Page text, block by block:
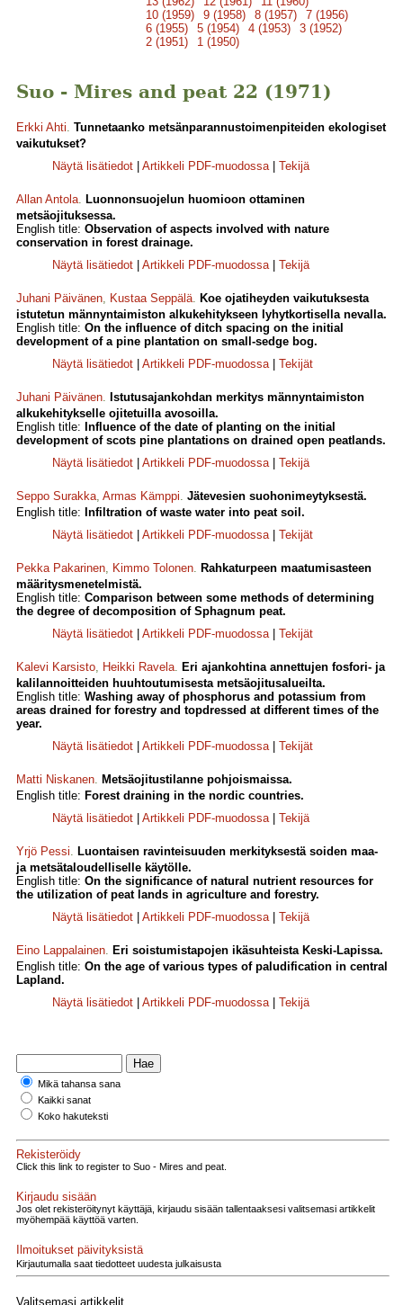
10 (1959)
9 (1958) 8 (1957)
7 (1956)
6 (1955)
5 (1954) 4 (1953)
3 (1952)
2 (1951)
1 (1950)
Suo - Mires and peat 22 (1971)
Erkki Ahti. Tunnetaanko metsänparannustoimenpiteiden ekologiset
vaikutukset?
Näytä lisätiedot
Artikkeli PDF-muodossa| Tekijä
Allan Antola. Luonnonsuojelun huomioon ottaminen
metsäojituksessa.
English title: Observation of aspects involved with nature
conservation in forest drainage.
Näytä lisätiedot
Artikkeli PDF-muodossa| Tekijä
Juhani Päivänen, Kustaa Seppälä. Koe ojatiheyden vaikutuksesta
istutetun männyntaimiston alkukehitykseen lyhytkortisella nevalla.
English title: On the influence of ditch spacing on the initial
development of a pine plantation on small-sedge bog.
Näytä lisätiedot
Artikkeli PDF-muodossa| Tekijät
Juhani Päivänen. Istutusajankohdan merkitys männyntaimiston
alkukehitykselle ojitetuilla avosoilla.
English title: Influence of the date of planting on the initial
development of scots pine plantations on drained open peatlands.
Näytä lisätiedot
Artikkeli PDF-muodossa| Tekijä
Seppo Surakka, Armas Kämppi. Jätevesien suohonimeytyksestä.
English title: Infiltration of waste water into peat soil.
Näytä lisätiedot
Artikkeli PDF-muodossa| Tekijät
Pekka Pakarinen, Kimmo Tolonen. Rahkaturpeen maatumisasteen
määritysmenetelmistä.
English title: Comparison between some methods of determining
the degree of decomposition of Sphagnum peat.
Näytä lisätiedot
Artikkeli PDF-muodossa| Tekijät
Kalevi Karsisto, Heikki Ravela. Eri ajankohtina annettujen fosfori- ja
kalilannoitteiden huuhtoutumisesta metsäojitusalueilta.
English title: Washing away of phosphorus and potassium from
areas drained for forestry and topdressed at different times of the
year.
Näytä lisätiedot
Artikkeli PDF-muodossa| Tekijät
Matti Niskanen. Metsäojitustilanne pohjoismaissa.
English title: Forest draining in the nordic countries.
Näytä lisätiedot
Artikkeli PDF-muodossa| Tekijä
Yrjö Pessi. Luontaisen ravinteisuuden merkityksestä soiden maa-
ja metsätaloudelliselle käytölle.
English title: On the significance of natural nutrient resources for
the utilization of peat lands in agriculture and forestry.
Näytä lisätiedot
Artikkeli PDF-muodossa| Tekijä
Eino Lappalainen. Eri soistumistapojen ikäsuhteista Keski-Lapissa.
English title: On the age of various types of paludification in central
Lapland.
Näytä lisätiedot
Artikkeli PDF-muodossa| Tekijä
Mikä tahansa sana
Kaikki sanat
Koko hakuteksti
Rekisteröidy
Click this link to register to Suo - Mires and peat.
Kirjaudu sisään
Jos olet rekisteröitynyt käyttäjä, kirjaudu sisään tallentaaksesi valitsemasi artikkelit
myöhempää käyttöä varten.
Ilmoitukset päivityksistä
Kirjautumalla saat tiedotteet uudesta julkaisusta
Valitsemasi artikkelit